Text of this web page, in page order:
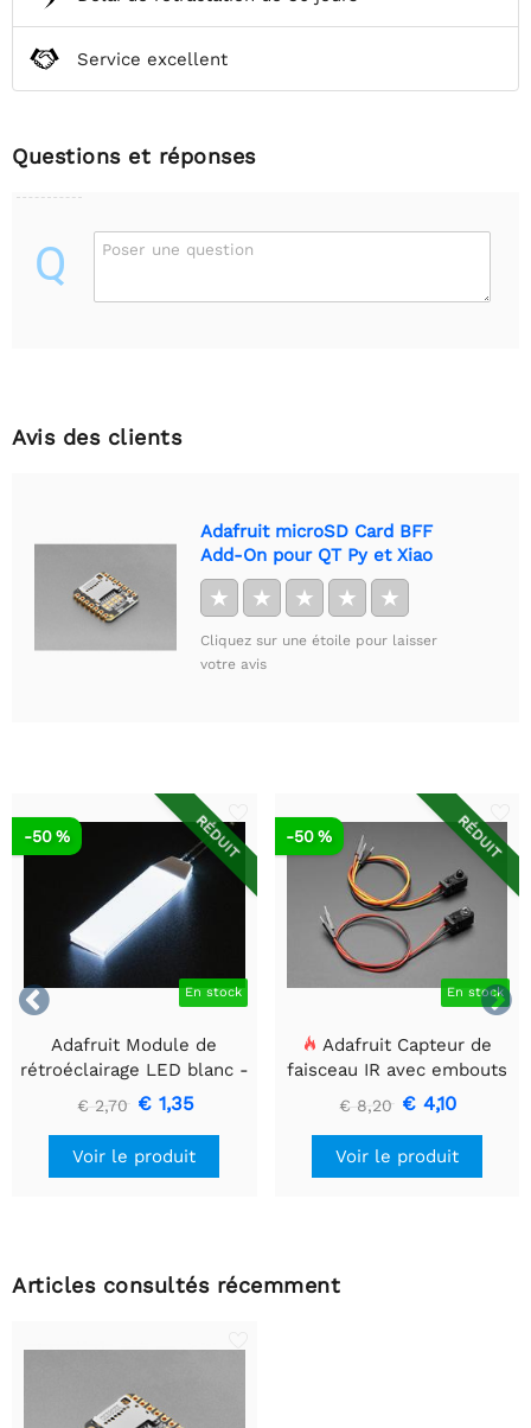
Service excellent
Questions et réponses
Q Poser une question
Avis des clients
Adafruit microSD Card BFF
Add-On pour QT Py et Xiao
★ ★ ★ ★ ★
Cliquez sur une étoile pour laisser
votre avis


RÉDUIT
En stock
-50 %
Adafruit Module de
rétroéclairage LED blanc -
Petit 12 mm x 40 mm
€ 2,70 € 1,35
Voir le produit
RÉDUIT
En stock
-50 %
Adafruit Capteur de
faisceau IR avec embouts
de câble de qualité
supérieure - LED 5 mm
€ 8,20 € 4,10
Voir le produit
Articles consultés récemment